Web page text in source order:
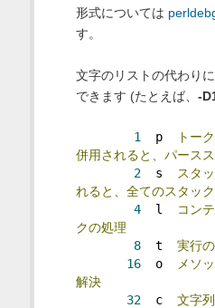
形式については
す。
文字のリストの代わり
できます (たとえば、 -
1 p トー
併用されると、パース
2 s スタ
れると、全てのスタッ
4 l
コン
クの処理
8 t 実行
16 o
メソ
解決
32 c 文字